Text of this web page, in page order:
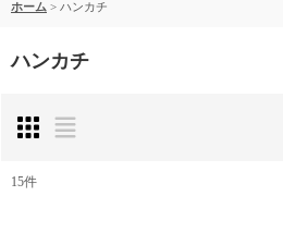
ホーム > ハンカチ
ハンカチ
15件